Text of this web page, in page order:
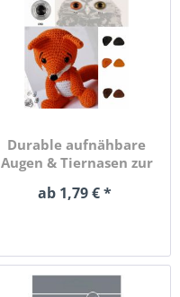
Durable aufnähbare
Augen & Tiernasen zur
ab 1,79 € *